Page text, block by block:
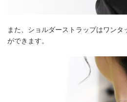
また、ショルダーストラップはワンタ
ができます。